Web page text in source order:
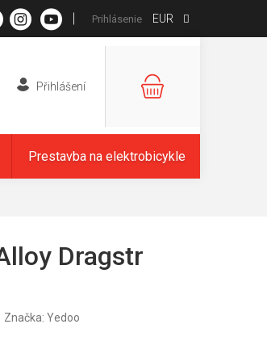
EUR
Prihlásenie
NÁKUPNÝ
Prestavba na elektrobicykle
Dragstr
Značka: Yedoo